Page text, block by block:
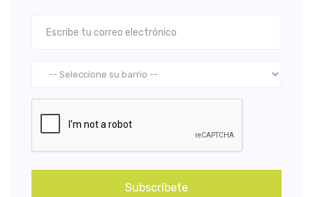
Subscríbete